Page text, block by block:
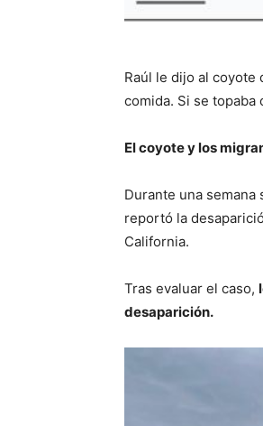
Raúl le dijo al coyote
comida. Si se
El coyote y los
Durante una semana
reportó la
California.
Tras evaluar el caso,
desaparición.